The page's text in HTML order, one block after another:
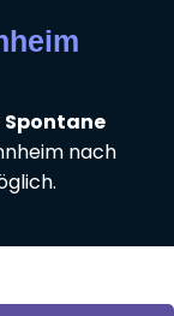
Spontane
nach